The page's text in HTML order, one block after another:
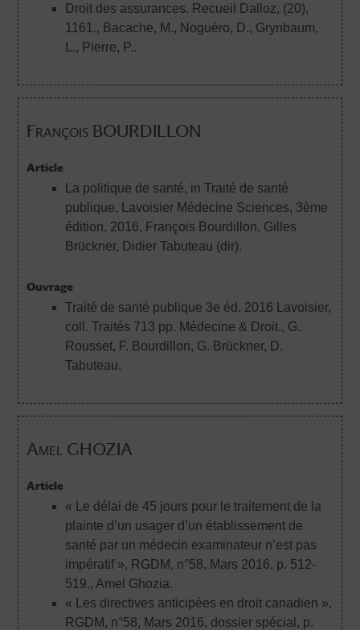
Droit des assurances. Recueil Dalloz, (20),
1161., Bacache, M., Noguéro, D., Grynbaum,
L., Pierre, P..
François BOURDILLON
Article
La politique de santé, in Traité de santé
publique, Lavoisier Médecine Sciences, 3ème
édition, 2016, François Bourdillon, Gilles
Brückner, Didier Tabuteau (dir).
Ouvrage
Traité de santé publique 3e éd. 2016 Lavoisier,
coll. Traités 713 pp. Médecine & Droit., G.
Rousset, F. Bourdillon, G. Brückner, D.
Tabuteau.
Amel GHOZIA
Article
« Le délai de 45 jours pour le traitement de la
plainte d’un usager d’un établissement de
santé par un médecin examinateur n’est pas
impératif », RGDM, n°58, Mars 2016, p. 512-
519., Amel Ghozia.
« Les directives anticipées en droit canadien »,
RGDM, n°58, Mars 2016, dossier spécial, p.